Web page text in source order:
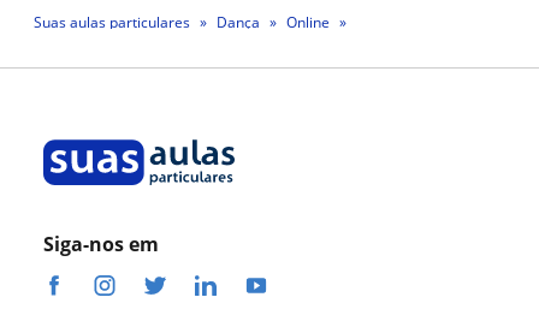
Suas aulas particulares Dança
Online
Siga-nos em